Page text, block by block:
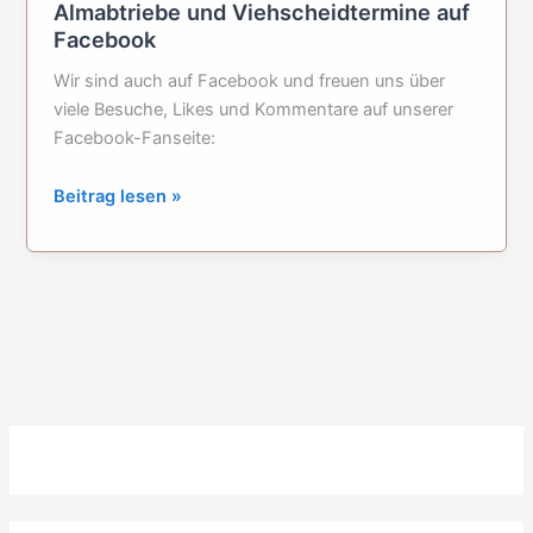
Almabtriebe und Viehscheidtermine auf
Facebook
Wir sind auch auf Facebook und freuen uns über
viele Besuche, Likes und Kommentare auf unserer
Facebook-Fanseite:
Almabtriebe
Viehscheidtermine
Beitrag lesen »